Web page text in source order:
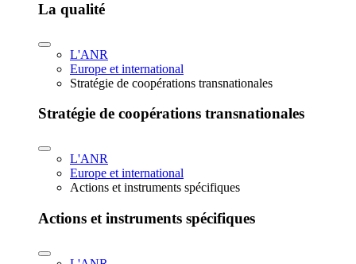
La qualité
L'ANR
Europe et international
Stratégie de coopérations transnationales
Stratégie de coopérations transnationales
L'ANR
Europe et international
Actions et instruments spécifiques
Actions et instruments spécifiques